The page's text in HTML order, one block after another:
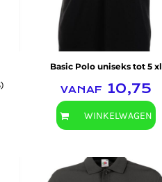
Basic Polo uniseks tot 5 xl
vanaf 10,75
WINKELWAGEN